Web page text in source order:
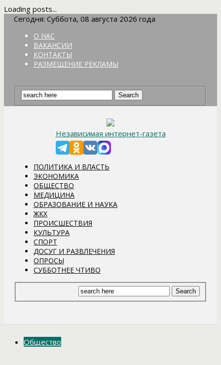
Loading posts...
Сегодня: Суббота, 08 августа 2026 года
О НАС
ВАКАНСИИ
КОНТАКТЫ
РАЗМЕЩЕНИЕ РЕКЛАМЫ
Независимая интернет-газета
ПОЛИТИКА И ВЛАСТЬ
ЭКОНОМИКА
ОБЩЕСТВО
МЕДИЦИНА
ОБРАЗОВАНИЕ И НАУКА
ЖКХ
ПРОИСШЕСТВИЯ
КУЛЬТУРА
СПОРТ
ДОСУГ И РАЗВЛЕЧЕНИЯ
ОПРОСЫ
СУББОТНЕЕ ЧТИВО
Общество